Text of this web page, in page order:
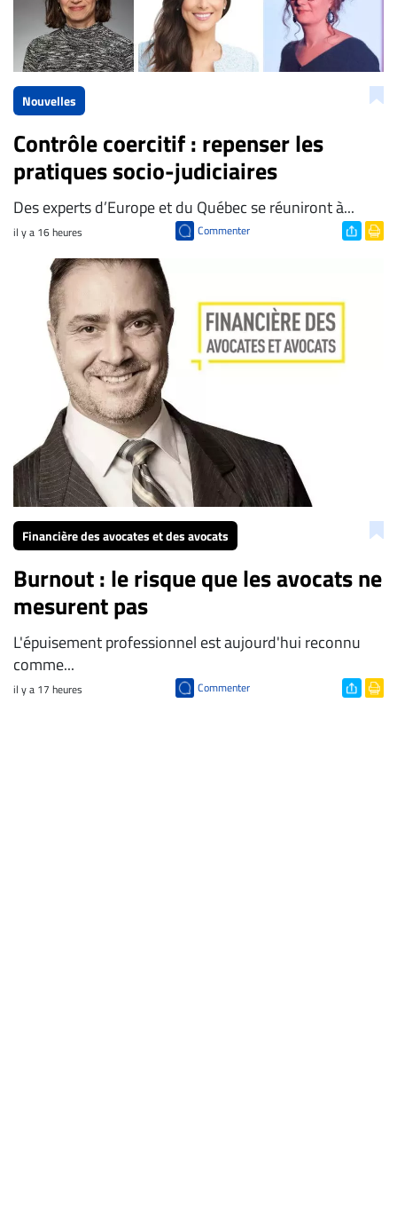
Nouvelles
Contrôle coercitif : repenser les
pratiques socio-judiciaires
Des experts d’Europe et du Québec se réuniront à...
il y a 16 heures Commenter
Financière des avocates et des avocats
Burnout : le risque que les avocats ne
mesurent pas
L'épuisement professionnel est aujourd'hui reconnu
comme...
il y a 17 heures Commenter